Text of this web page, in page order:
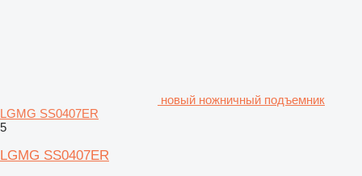
новый ножничный подъемник
LGMG SS0407ER
5
LGMG SS0407ER